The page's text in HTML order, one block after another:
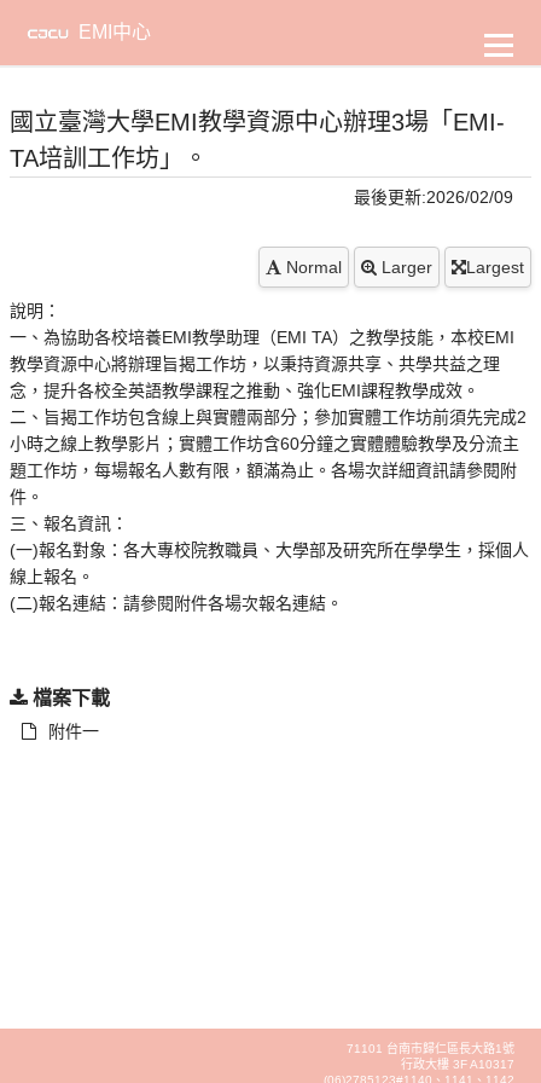
主
容
EMI中心
國立臺灣大學EMI教學資源中心辦理3場「EMI-
TA培訓工作坊」。
最後更新:2026/02/09
Normal Larger Largest
說明：
一、為協助各校培養EMI教學助理（EMI TA）之教學技能，本校EMI
教學資源中心將辦理旨揭工作坊，以秉持資源共享、共學共益之理
念，提升各校全英語教學課程之推動、強化EMI課程教學成效。
二、旨揭工作坊包含線上與實體兩部分；參加實體工作坊前須先完成2
小時之線上教學影片；實體工作坊含60分鐘之實體體驗教學及分流主
題工作坊，每場報名人數有限，額滿為止。各場次詳細資訊請參閱附
件。
三、報名資訊：
(一)報名對象：各大專校院教職員、大學部及研究所在學學生，採個人
線上報名。
(二)報名連結：請參閱附件各場次報名連結。
檔案下載
附件一
71101 台南市歸仁區長大路1號
行政大樓 3F A10317